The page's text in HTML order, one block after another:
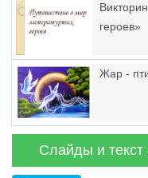
героев»
Жар -
Слайды и текст